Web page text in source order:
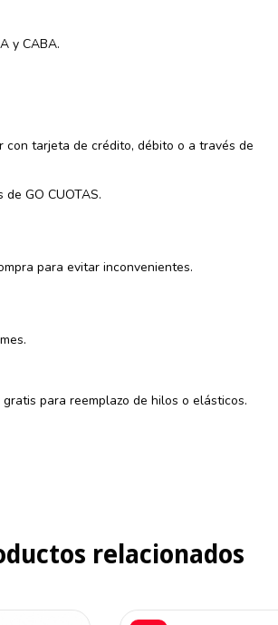
y CABA.
con tarjeta de crédito, débito o a través de
GO CUOTAS.
para evitar inconvenientes.
para reemplazo de hilos o elásticos.
relacionados